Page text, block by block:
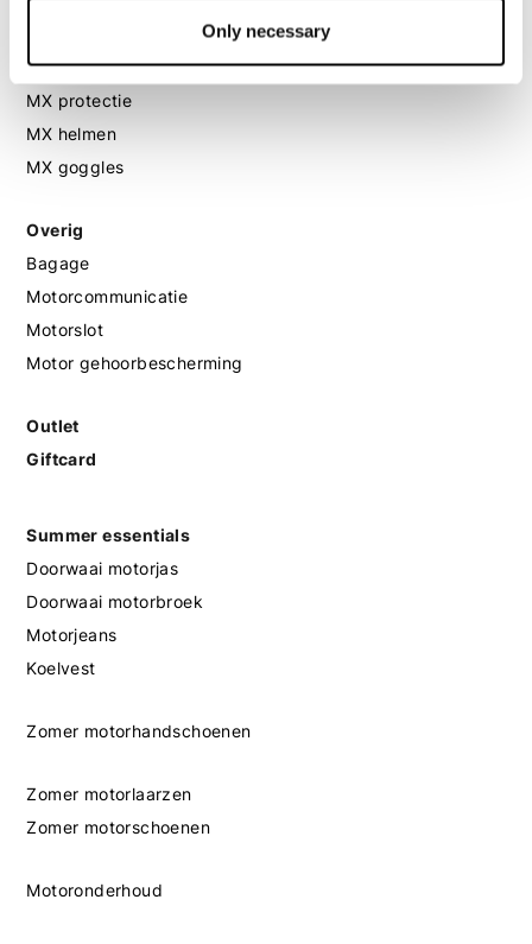
Only necessary
MX laarzen
MX protectie
MX helmen
MX goggles
Overig
Bagage
Motorcommunicatie
Motorslot
Motor gehoorbescherming
Outlet
Giftcard
Summer essentials
Doorwaai motorjas
Doorwaai motorbroek
Motorjeans
Koelvest
Zomer motorhandschoenen
Zomer motorlaarzen
Zomer motorschoenen
Motoronderhoud